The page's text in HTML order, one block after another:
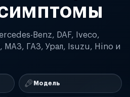
Benz, DAF, Iveco,
МАЗ, ГАЗ, Урал, Isuzu, Hino и
Модель